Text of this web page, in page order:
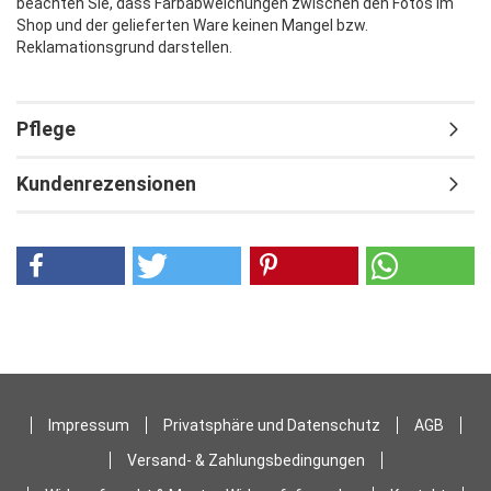
Shop und der gelieferten Ware keinen Mangel bzw.
Reklamationsgrund darstellen.
Pflege
Kundenrezensionen
Impressum Privatsphäre und Datenschutz
AGB
Versand- & Zahlungsbedingungen